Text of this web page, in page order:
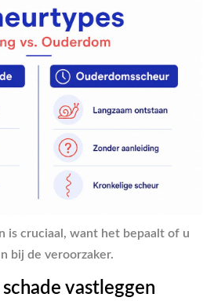
is cruciaal, want het bepaalt of u
bij de veroorzaker.
vastleggen